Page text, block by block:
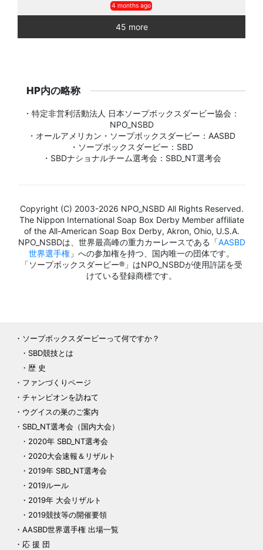
4 months ago
45 more
HP内の略称
・特定非営利活動法人 日本ソープボックスダービー協会：
NPO_NSBD
・オールアメリカン・ソープボックスダービー：AASBD
・ソープボックスダービー：SBD
・SBDナショナルチーム選考会：SBD_NT選考会
Copyright (C) 2003-2026 NPO_NSBD All Rights Reserved.
The Nippon International Soap Box Derby Member affiliate
of the All-American Soap Box Derby, Akron, Ohio, U.S.A.
NPO_NSBDは、世界最高峰の重力カーレースである「AASBD
世界選手権 」への参加権を持つ、国内唯一の団体です。
「ソープボックスダービー®」はNPO_NSBDが使用許諾を受
けている登録商標です。
ソープボックスダービーって何ですか？
SBD競技とは
歴 史
ファンづくりページ
チャンピオンを訪ねて
ウグイスの巣のご案内
SBD_NT選考会（国内大会）
2020年 SBD_NT選考会
2020大会速報＆リザルト
2019年 SBD_NT選考会
2019ルール
2019年 大会リザルト
2019競技等の開催要領
AASBD世界選手権 出場一覧
応 援 団